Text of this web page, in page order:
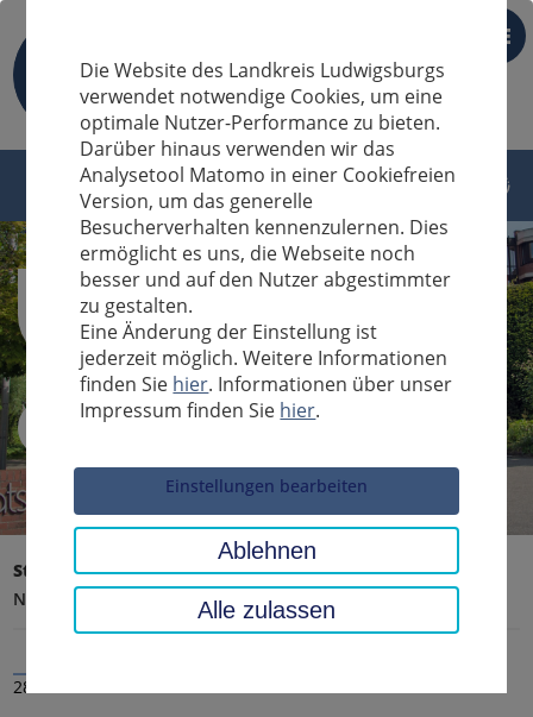
DE
Sucheingabe
Startseite Landratsamt, Landkreis
Aktuelles
Nachrichten
28.10.2024
Die Website des Landkreis Ludwigsburgs
verwendet notwendige Cookies, um eine
optimale Nutzer-Performance zu bieten.
Darüber hinaus verwenden wir das
Analysetool Matomo in einer Cookiefreien
Version, um das generelle
Besucherverhalten kennenzulernen. Dies
ermöglicht es uns, die Webseite noch
besser und auf den Nutzer abgestimmter
zu gestalten.
Eine Änderung der Einstellung ist
jederzeit möglich. Weitere Informationen
finden Sie hier. Informationen über unser
Impressum finden Sie hier.
Einstellungen bearbeiten
Ablehnen
Alle zulassen